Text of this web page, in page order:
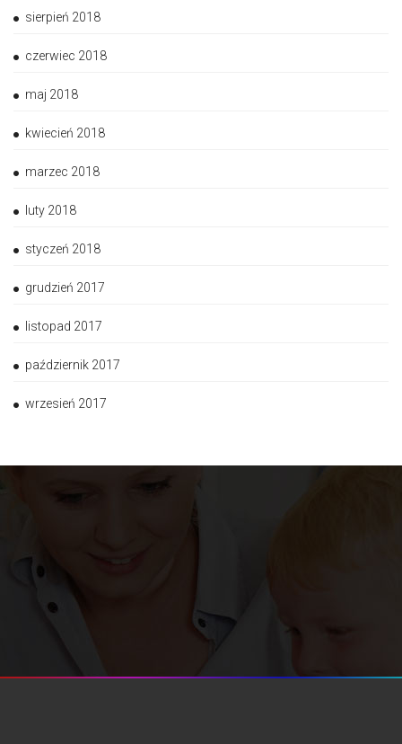
sierpień 2018
czerwiec 2018
maj 2018
kwiecień 2018
marzec 2018
luty 2018
styczeń 2018
grudzień 2017
listopad 2017
październik 2017
wrzesień 2017